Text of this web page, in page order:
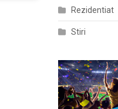
Rezidentiat
Stiri